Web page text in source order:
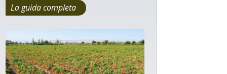
La guida completa